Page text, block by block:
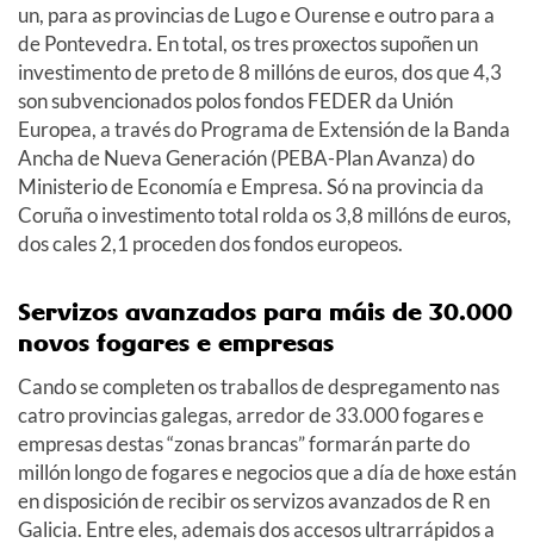
un, para as provincias de Lugo e Ourense e outro para a
de Pontevedra. En total, os tres proxectos supoñen un
investimento de preto de 8 millóns de euros, dos que 4,3
son subvencionados polos fondos FEDER da Unión
Europea, a través do Programa de Extensión de la Banda
Ancha de Nueva Generación (PEBA-Plan Avanza) do
Ministerio de Economía e Empresa. Só na provincia da
Coruña o investimento total rolda os 3,8 millóns de euros,
dos cales 2,1 proceden dos fondos europeos.
Servizos avanzados para máis de 30.000
novos fogares e empresas
Cando se completen os traballos de despregamento nas
catro provincias galegas, arredor de 33.000 fogares e
empresas destas “zonas brancas” formarán parte do
millón longo de fogares e negocios que a día de hoxe están
en disposición de recibir os servizos avanzados de R en
Galicia. Entre eles, ademais dos accesos ultrarrápidos a